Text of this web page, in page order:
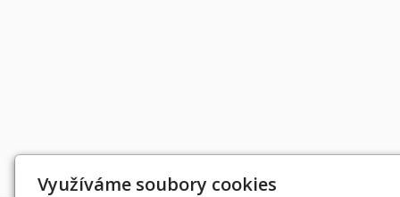
Děkujeme za podporu
Využíváme soubory cookies